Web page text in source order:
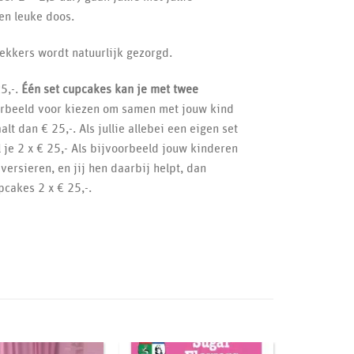
leuke doos.
wordt natuurlijk gezorgd.
. Één set cupcakes kan je met twee
voor kiezen om samen met jouw kind
dan € 25,-. Als jullie allebei een eigen set
2 x € 25,- Als bijvoorbeeld jouw kinderen
en jij hen daarbij helpt, dan
2 x € 25,-.